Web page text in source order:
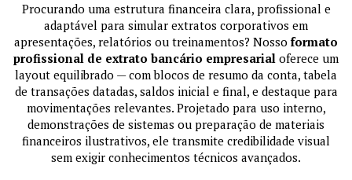
Procurando uma estrutura financeira clara, profissional e
adaptável para simular extratos corporativos em
apresentações, relatórios ou treinamentos? Nosso formato
profissional de extrato bancário empresarial oferece um
layout equilibrado — com blocos de resumo da conta, tabela
de transações datadas, saldos inicial e final, e destaque para
movimentações relevantes. Projetado para uso interno,
demonstrações de sistemas ou preparação de materiais
financeiros ilustrativos, ele transmite credibilidade visual
sem exigir conhecimentos técnicos avançados.